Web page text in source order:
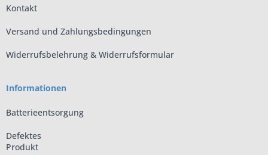
Kontakt
Versand und Zahlungsbedingungen
Widerrufsbelehrung & Widerrufsformular
Informationen
Batterieentsorgung
Defektes
Produkt